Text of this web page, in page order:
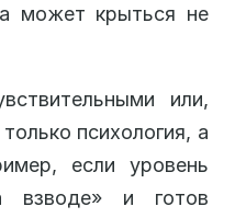
может крыться не
или,
психология, а
если уровень
взводе» и готов